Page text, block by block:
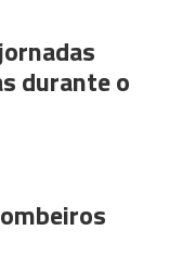
durante o